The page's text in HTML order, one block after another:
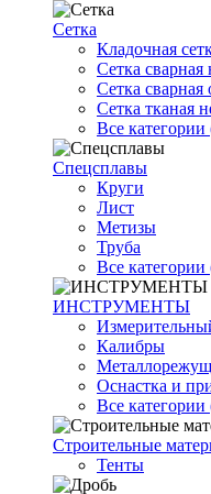
Сетка
Кладочная
Сетка
Сетка сварная
Сетка тканая
Все категории
Спецсплавы
Круги
Лист
Метизы
Труба
Все категории
ИНСТРУМЕНТЫ
Калибры
Оснастка и
Все категории
Строительные
Тенты